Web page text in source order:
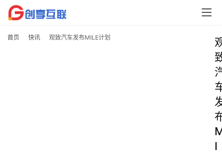
首页 快讯 观致汽车发布MILE计划
I